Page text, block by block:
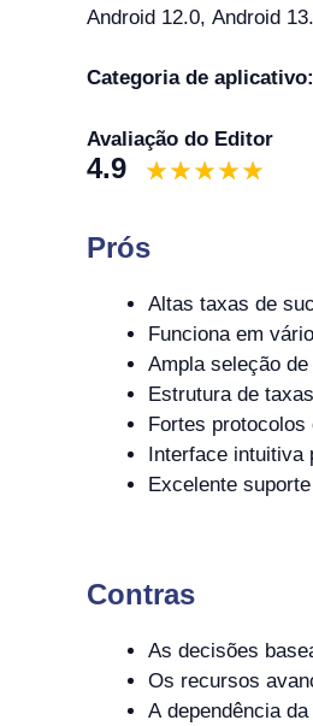
Android 12.0, Android
Categoria de aplicativo:
Avaliação do Editor
4.9
Prós
Altas taxas de
Funciona em
Ampla seleção
Estrutura de
Fortes protocolos
Interface intuitiva
Excelente
Contras
As decisões
Os recursos
A dependência